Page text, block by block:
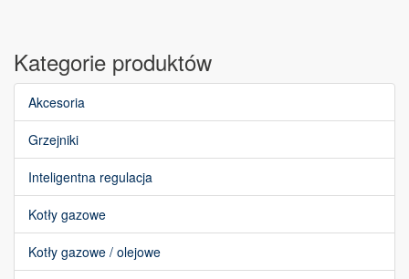
Kategorie produktów
Akcesoria
Grzejniki
Inteligentna regulacja
Kotły gazowe
Kotły gazowe / olejowe